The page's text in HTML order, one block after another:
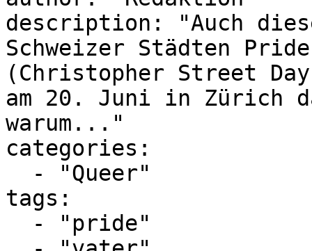
description: "Auch
Schweizer Städten Pride-
(Christopher Street
am 20. Juni in Zürich
warum..."
categories:
tags: